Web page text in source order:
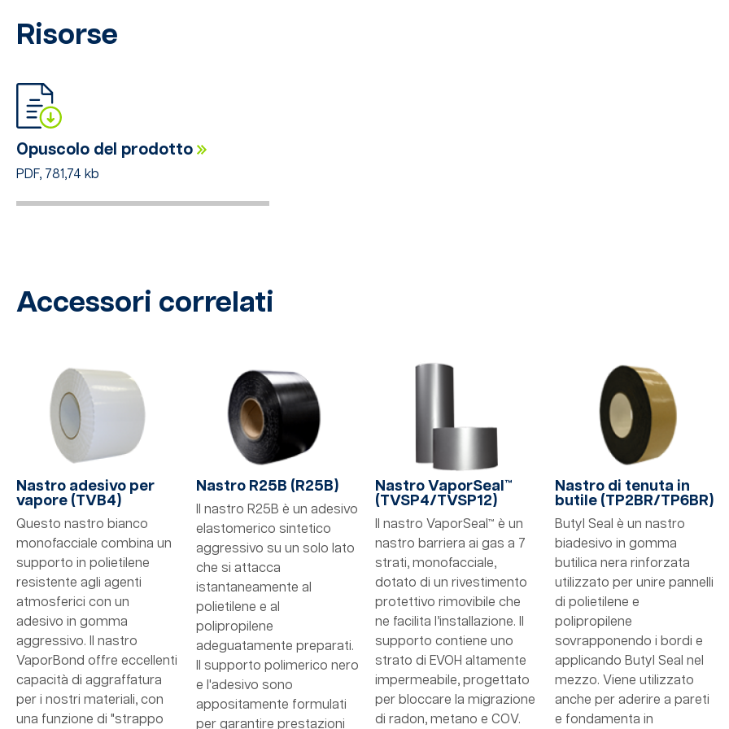
Risorse
Opuscolo del prodotto
PDF, 781,74 kb
Accessori correlati
Nastro adesivo per
vapore (TVB4)
Questo nastro bianco
monofacciale combina un
supporto in polietilene
resistente agli agenti
atmosferici con un
adesivo in gomma
aggressivo. Il nastro
VaporBond offre eccellenti
capacità di aggraffatura
per i nostri materiali, con
una funzione di "strappo
Nastro R25B (R25B)
Il nastro R25B è un adesivo
elastomerico sintetico
aggressivo su un solo lato
che si attacca
istantaneamente al
polietilene e al
polipropilene
adeguatamente preparati.
Il supporto polimerico nero
e l'adesivo sono
appositamente formulati
per garantire prestazioni
Nastro VaporSeal™
(TVSP4/TVSP12)
Il nastro VaporSeal™ è un
nastro barriera ai gas a 7
strati, monofacciale,
dotato di un rivestimento
protettivo rimovibile che
ne facilita l’installazione. Il
supporto contiene uno
strato di EVOH altamente
impermeabile, progettato
per bloccare la migrazione
di radon, metano e COV.
Nastro di tenuta in
butile (TP2BR/TP6BR)
Butyl Seal è un nastro
biadesivo in gomma
butilica nera rinforzata
utilizzato per unire pannelli
di polietilene e
polipropilene
sovrapponendo i bordi e
applicando Butyl Seal nel
mezzo. Viene utilizzato
anche per aderire a pareti
e fondamenta in